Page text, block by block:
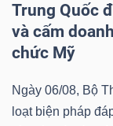
Trung Quốc
và cấm
chức Mỹ
Ngày 06/08, Bộ
loạt biện pháp
Dữ
liệu